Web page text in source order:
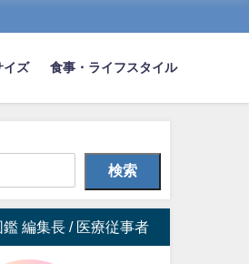
イズ 食事・ライフスタイル
検索
編集長 / 医療従事者